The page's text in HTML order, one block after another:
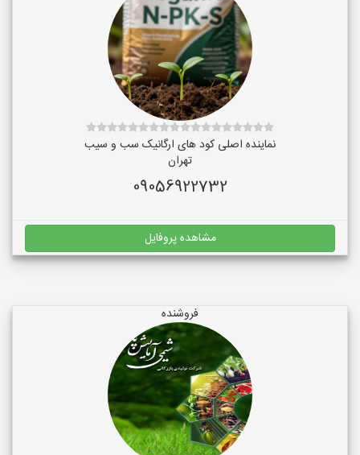
نماینده اصلی کود های ارگانیک سب و سیب
تهران
09056922732
مشاهده پروفایل
فروشنده